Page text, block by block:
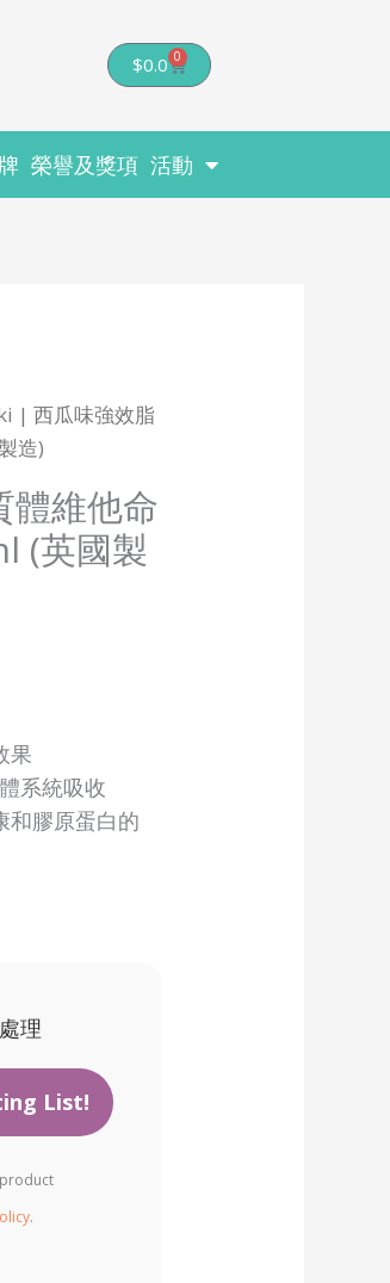
$0.0 0
Cart
榮譽及獎項 活動
| 西瓜味強效脂
造)
維他命
(英國製
果
系統吸收
和膠原蛋白的
理
.